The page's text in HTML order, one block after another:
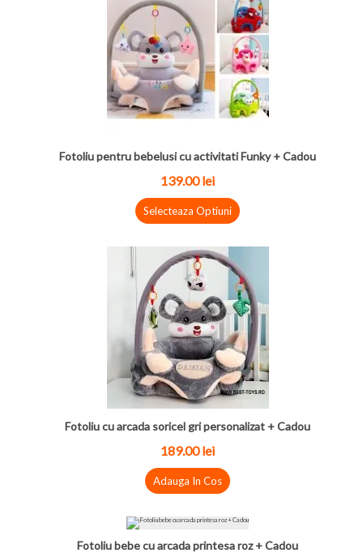
Fotoliu pentru bebelusi cu activitati Funky + Cadou
139.00 lei
Selecteaza Optiuni
Fotoliu cu arcada soricel gri personalizat + Cadou
189.00 lei
Adauga In Cos
Fotoliu bebe cu arcada printesa roz + Cadou